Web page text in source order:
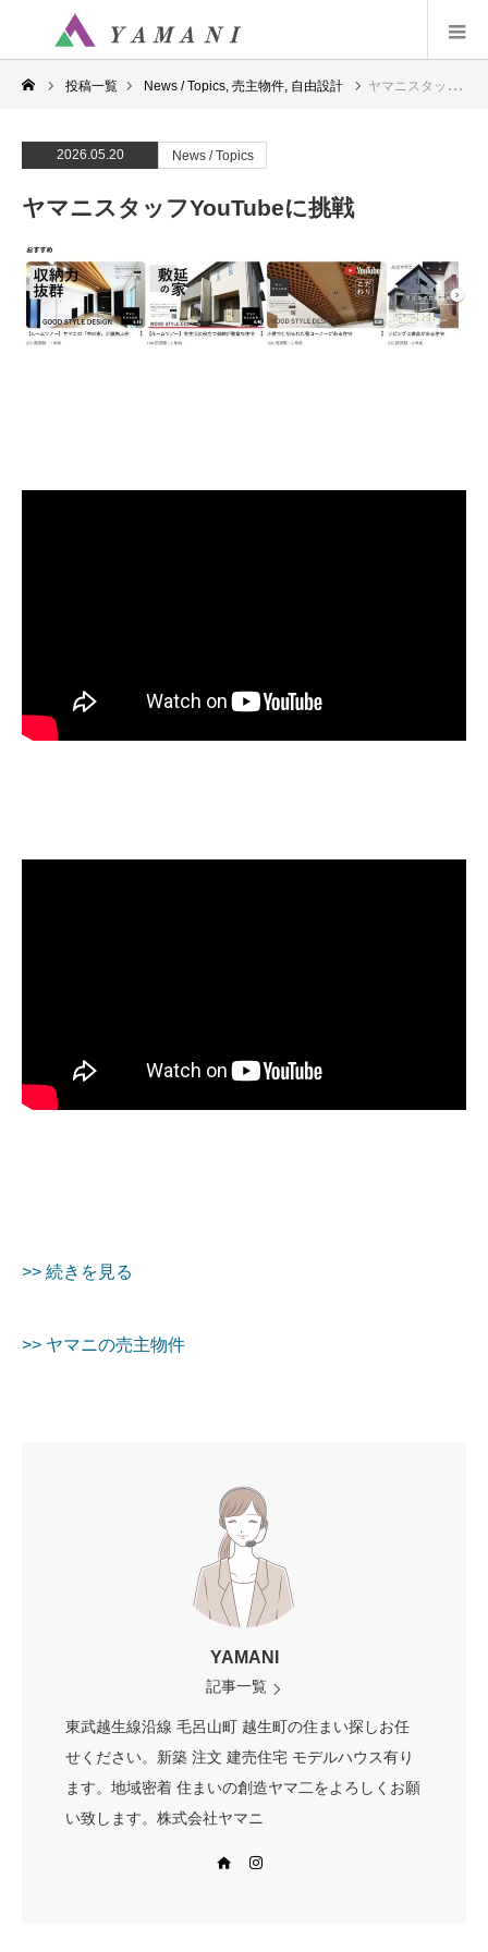
投稿一覧 News / Topics, 売主物件, 自由設計 ヤマニスタッフYouTubeに挑戦
2026.05.20 News / Topics
ヤマニスタッフYouTubeに挑戦
>> 続きを見る
>> ヤマニの売主物件
YAMANI
記事一覧
東武越生線沿線 毛呂山町 越生町の住まい探しお任
せください。新築 注文 建売住宅 モデルハウス有り
ます。地域密着 住まいの創造ヤマ二をよろしくお願
い致します。株式会社ヤマニ